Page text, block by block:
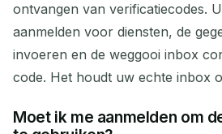
ontvangen van verificatiecodes.
aanmelden voor diensten, de
invoeren en de weggooi inbox
code. Het houdt uw echte inbox
Moet ik me aanmelden om